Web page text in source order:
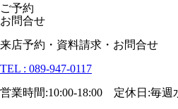
ご予約
お問合せ
来店予約・資料請求・お問合せ
TEL : 089-947-0117
営業時間:10:00-18:00 定休日:毎週